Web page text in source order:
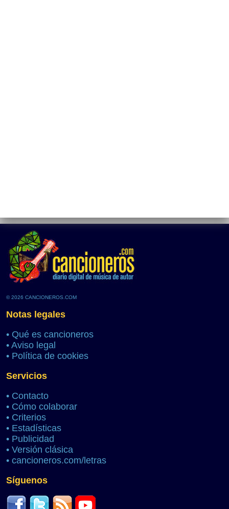
© 2026 CANCIONEROS.COM
Notas legales
• Qué es cancioneros
• Aviso legal
• Política de cookies
Servicios
• Contacto
• Cómo colaborar
• Criterios
• Estadísticas
• Publicidad
• Versión clásica
• cancioneros.com/letras
Síguenos